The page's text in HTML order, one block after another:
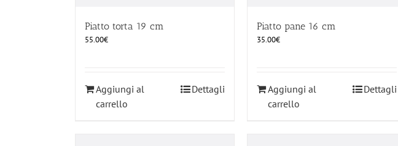
Piatto torta 19 cm
55.00€
Aggiungi al
carrello
Dettagli
Piatto pane 16 cm
35.00€
Aggiungi al
carrello
Dettagli